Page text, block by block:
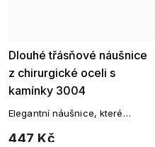
Dlouhé třásňové náušnice
z chirurgické oceli s
kamínky 3004
447 Kč
Elegantní náušnice, které
řetízky pro okouzlující večerní